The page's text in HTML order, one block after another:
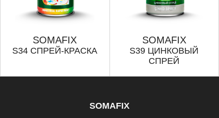
SOMAFIX
S34 СПРЕЙ-КРАСКА
SOMAFIX
S39 ЦИНКОВЫЙ
СПРЕЙ
SOMAFIX